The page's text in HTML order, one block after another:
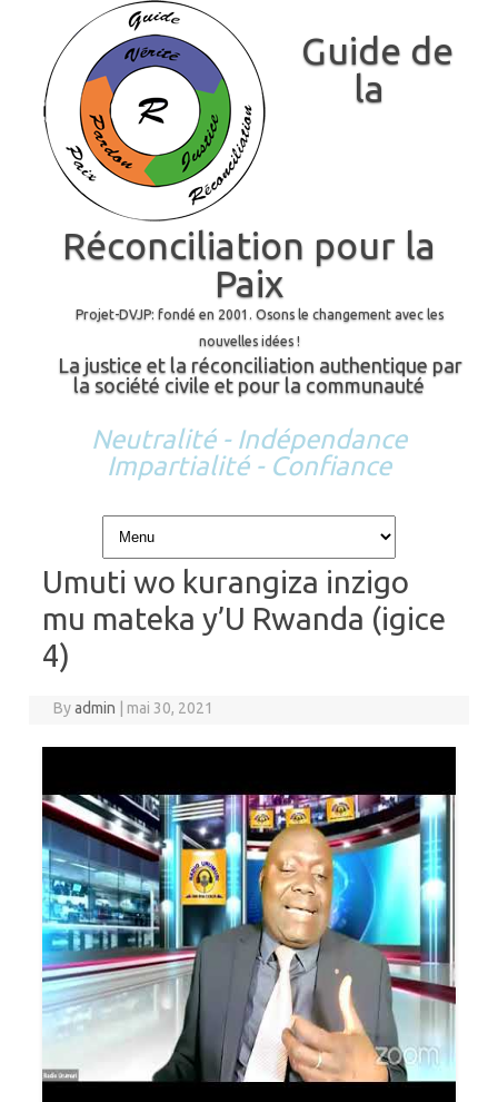
Guide de
la
Réconciliation pour la
Paix
Projet-DVJP: fondé en 2001. Osons le changement avec les
nouvelles idées !
La justice et la réconciliation authentique par
la société civile et pour la communauté
Neutralité - Indépendance
Impartialité - Confiance
Skip to content
Umuti wo kurangiza inzigo
mu mateka y’U Rwanda (igice
4)
Byadmin mai 30, 2021